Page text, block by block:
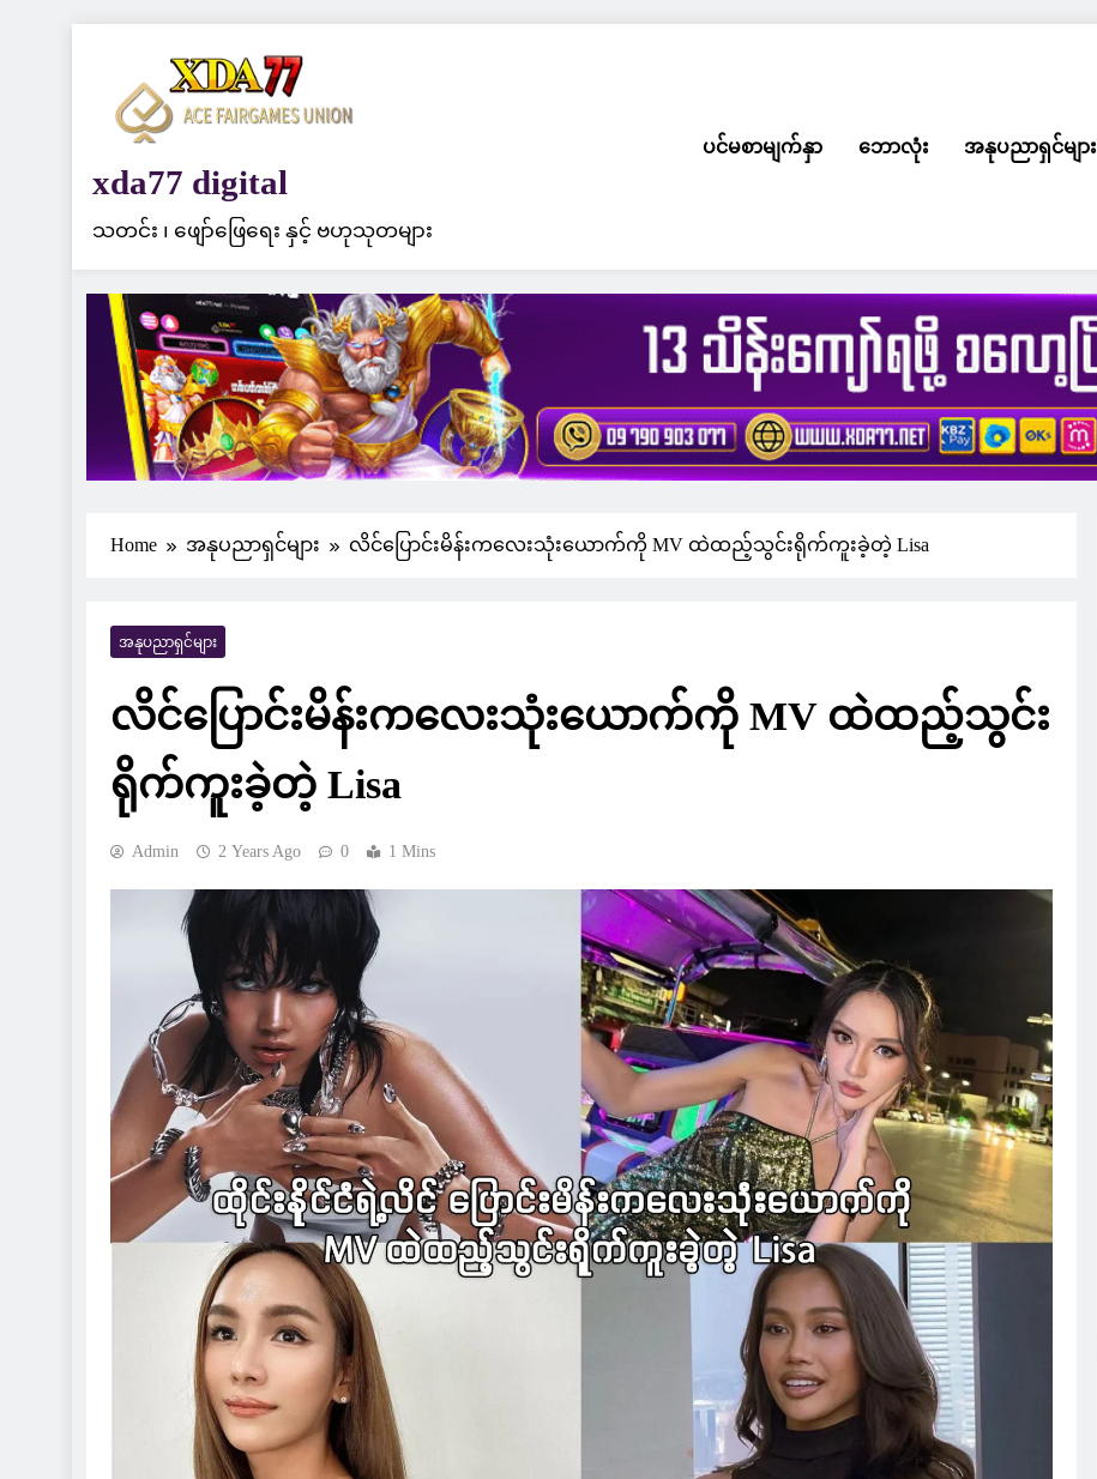
xda77 digital
သတင်း ၊ ဖျော်ဖြေရေး နှင့် ဗဟုသုတများ
ပင်မစာမျက်နှာ ဘောလုံး အနုပညာရှင်များ
Home အနုပညာရှင်များ လိင်ပြောင်းမိန်းကလေးသုံးယောက်ကို MV ထဲထည့်သွင်းရိုက်ကူးခဲ့တဲ့ Lisa
အနုပညာရှင်များ
လိင်ပြောင်းမိန်းကလေးသုံးယောက်ကို MV ထဲထည့်သွင်း
ရိုက်ကူးခဲ့တဲ့ Lisa
Admin 2 Years Ago 0 1 Mins